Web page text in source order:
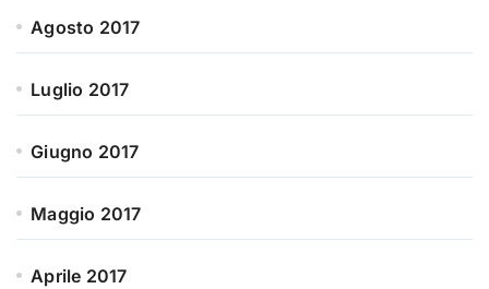
Agosto 2017
Luglio 2017
Giugno 2017
Maggio 2017
Aprile 2017